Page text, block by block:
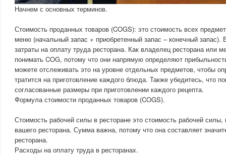
Начнем с основных терминов.
Стоимость проданных товаров (COGS): это стоимость всех
меню (начальный запас + приобретенный запас – конечный запас).
затраты на оплату труда ресторана. Как владелец ресторана или
понимать COG, потому что они напрямую определяют
можете отслеживать это на уровне отдельных предметов, чтобы
тратится на приготовление каждого блюда. Также убедитесь, что
согласованные размеры при приготовлении каждого рецепта.
Формула стоимости проданных товаров (COGS).
Стоимость рабочей силы в ресторане это стоимость рабочей
вашего ресторана. Сумма важна, потому что она составляет
ресторана.
Расходы на оплату труда в ресторанах.